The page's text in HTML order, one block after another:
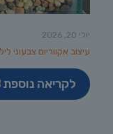
יולי 20, 2026
עיצוב אקווריום
לקריאה נוספת